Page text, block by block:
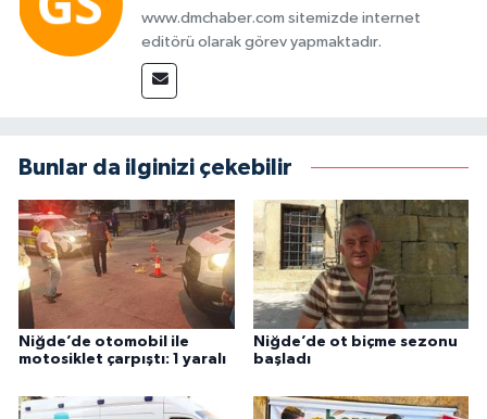
www.dmchaber.com sitemizde internet
editörü olarak görev yapmaktadır.
Bunlar da ilginizi çekebilir
Niğde’de otomobil ile
motosiklet çarpıştı: 1 yaralı
Niğde’de ot biçme sezonu
başladı